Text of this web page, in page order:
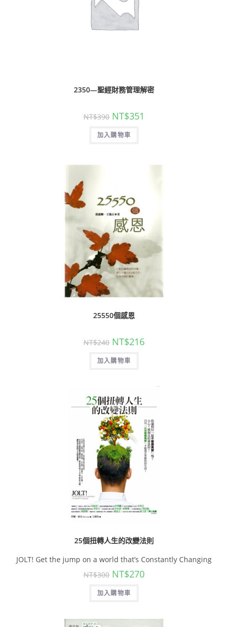
2350—聖經財務管理解密
NT$390 NT$351
加入購物車
25550個感恩
NT$240 NT$216
加入購物車
25個扭轉人生的改變法則
JOLT! Get the jump on a world that’s Constantly Changing
NT$300 NT$270
加入購物車